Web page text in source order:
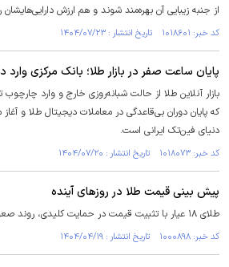
از جنبه زیبایی آن بهره‌مند شوند و هم ارزش
کد خبر: ۱۰۱۸۶۰۱ تاریخ انتشار : ۱۴۰۴/۰۷/۲۳
پایان ساعت صفر در بازار طلا؛ بانک مرکزی
بازار آنلاین طلا از حالت شبانه‌روزی خارج و وارد
که پایان دوران بی‌قاعدگی در معاملات دیجیتال طلا و
دنیای فین‌تک ایرانی است.
کد خبر: ۱۰۱۸۰۷۳ تاریخ انتشار : ۱۴۰۴/۰۷/۲۰
پیش بینی قیمت طلا در روز‌های آینده
طلای ۱۸ عیار با تثبیت قیمت در حمایت کلیدی، روند صعودی خود را از سر گرفت.
کد خبر: ۱۰۰۰۸۹۸ تاریخ انتشار : ۱۴۰۴/۰۴/۱۹